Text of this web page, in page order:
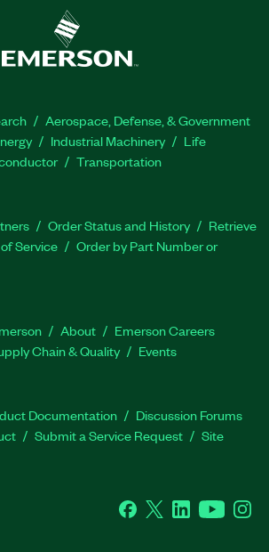
Aerospace, Defense, & Government
Industrial Machinery
Life
Transportation
Order Status and History
Retrieve
Service
Order by Part Number or
About
Emerson Careers
Chain & Quality Events
Documentation
Discussion Forums
Submit a Service Request
Site
Facebook
Twitter LinkedInYouTube